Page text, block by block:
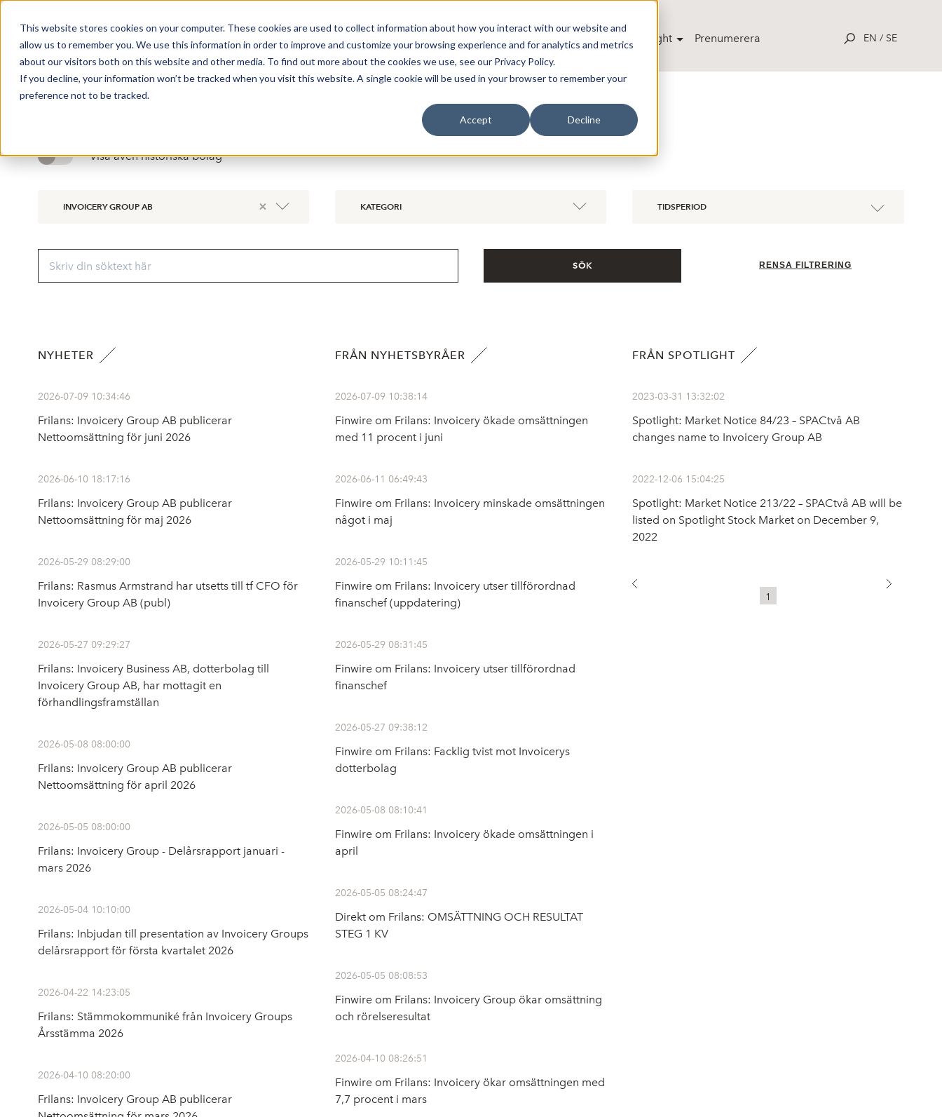
This website stores cookies on your computer. These cookies are used to collect information about how you interact with our website and
allow us to remember you. We use this information in order to improve and customize your browsing experience and for analytics and metrics
about our visitors both on this website and other media. To find out more about the cookies we use, see our Privacy Policy.
If you decline, your information won’t be tracked when you visit this website. A single cookie will be used in your browser to remember your
preference not to be tracked.
Accept Decline
Om Spotlight Prenumerera EN / SE
Visa även historiska bolag
INVOICERY GROUP AB × KATEGORI TIDSPERIOD
SÖK RENSA FILTRERING
NYHETER
2026-07-09 10:34:46
Frilans: Invoicery Group AB publicerar
Nettoomsättning för juni 2026
2026-06-10 18:17:16
Frilans: Invoicery Group AB publicerar
Nettoomsättning för maj 2026
2026-05-29 08:29:00
Frilans: Rasmus Armstrand har utsetts till tf CFO för
Invoicery Group AB (publ)
2026-05-27 09:29:27
Frilans: Invoicery Business AB, dotterbolag till
Invoicery Group AB, har mottagit en
förhandlingsframställan
2026-05-08 08:00:00
Frilans: Invoicery Group AB publicerar
Nettoomsättning för april 2026
2026-05-05 08:00:00
Frilans: Invoicery Group - Delårsrapport januari -
mars 2026
2026-05-04 10:10:00
Frilans: Inbjudan till presentation av Invoicery Groups
delårsrapport för första kvartalet 2026
2026-04-22 14:23:05
Frilans: Stämmokommuniké från Invoicery Groups
Årsstämma 2026
2026-04-10 08:20:00
Frilans: Invoicery Group AB publicerar
FRÅN NYHETSBYRÅER
2026-07-09 10:38:14
Finwire om Frilans: Invoicery ökade omsättningen
med 11 procent i juni
2026-06-11 06:49:43
Finwire om Frilans: Invoicery minskade omsättningen
något i maj
2026-05-29 10:11:45
Finwire om Frilans: Invoicery utser tillförordnad
finanschef (uppdatering)
2026-05-29 08:31:45
Finwire om Frilans: Invoicery utser tillförordnad
finanschef
2026-05-27 09:38:12
Finwire om Frilans: Facklig tvist mot Invoicerys
dotterbolag
2026-05-08 08:10:41
Finwire om Frilans: Invoicery ökade omsättningen i
april
2026-05-05 08:24:47
Direkt om Frilans: OMSÄTTNING OCH RESULTAT
STEG 1 KV
2026-05-05 08:08:53
Finwire om Frilans: Invoicery Group ökar omsättning
och rörelseresultat
2026-04-10 08:26:51
Finwire om Frilans: Invoicery ökar omsättningen med
7,7 procent i mars
FRÅN SPOTLIGHT
2023-03-31 13:32:02
Spotlight: Market Notice 84/23 – SPACtvå AB
changes name to Invoicery Group AB
2022-12-06 15:04:25
Spotlight: Market Notice 213/22 – SPACtvå AB will be
listed on Spotlight Stock Market on December 9,
2022
1